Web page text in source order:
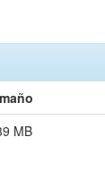
MB